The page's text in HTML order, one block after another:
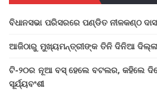
ବିଧାନସଭା ପରିସରରେ ପଣ୍ଡିତ ନୀଳକଣ୍ଠ
ଆଜିଠାରୁ ମୁଖ୍ୟମନ୍ତ୍ରୀଙ୍କ ତିନି ଦିନିଆ
ଟି-୨୦ର ନୂଆ ବସ୍ ହେଲେ ବଟଲର, କହିଲେ
ସୂର୍ଯ୍ୟବଂଶୀ